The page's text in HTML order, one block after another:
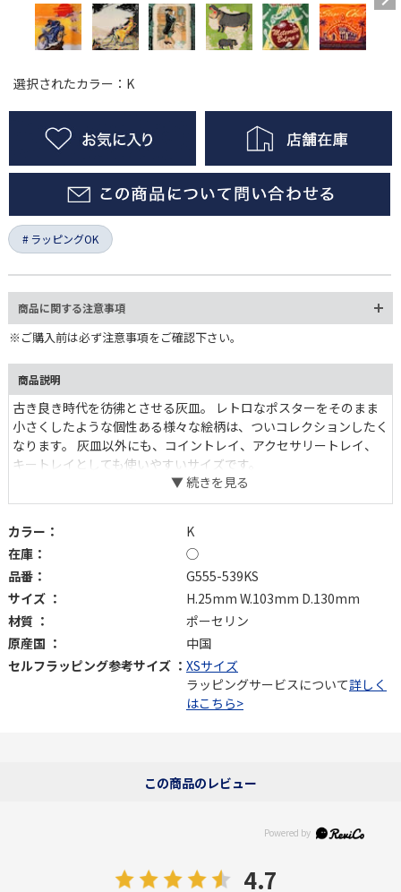
選択されたカラー：K
ラッピングOK
商品に関する注意事項
※ご購入前は必ず注意事項をご確認下さい。
商品説明
古き良き時代を彷彿とさせる灰皿。 レトロなポスターをそのまま
小さくしたような個性ある様々な絵柄は、ついコレクションしたく
なります。 灰皿以外にも、コイントレイ、アクセサリートレイ、
キートレイとしても使いやすいサイズです。
カラー：
K
在庫：
◯
品番：
G555-539KS
サイズ ：
H.25mm W.103mm D.130mm
材質 ：
ポーセリン
原産国 ：
中国
セルフラッピング参考サイズ ： XSサイズ
ラッピングサービスについて詳しく
はこちら>
この商品のレビュー
4.7